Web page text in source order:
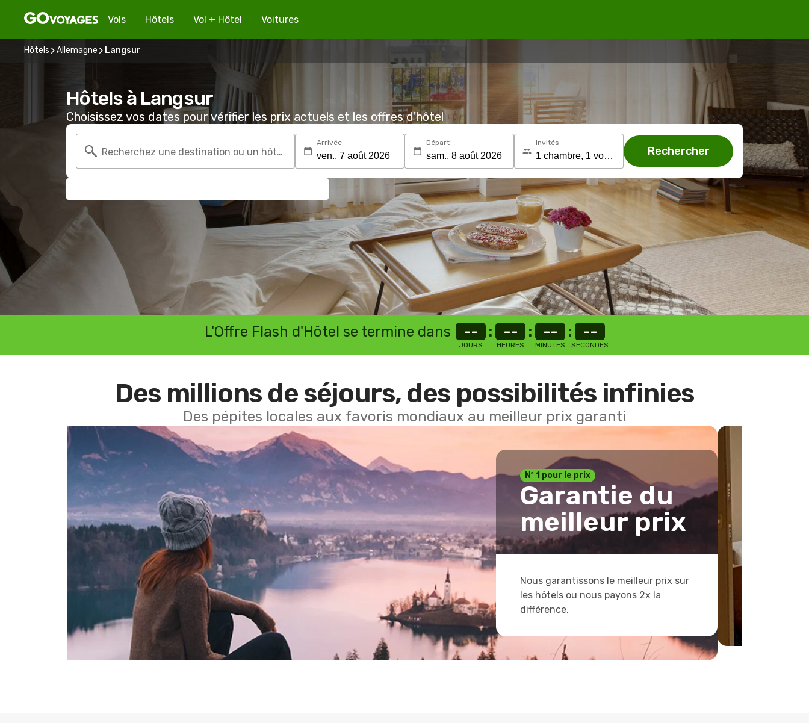
Vols Hôtels Vol + Hôtel Voitures
Hôtels Allemagne Langsur
Hôtels à Langsur
Choisissez vos dates pour vérifier les prix actuels et les offres d'hôtel
Recherchez une destination ou un hôtel
Arrivée Départ Invités
Rechercher
L'Offre Flash d'Hôtel se termine dans --
JOURS
: --
HEURES
: --
MINUTES
: --
SECONDES
Des millions de séjours, des possibilités infinies
Des pépites locales aux favoris mondiaux au meilleur prix garanti
Nº 1 pour le prix
Garantie du
meilleur prix
Nous garantissons le meilleur prix sur
les hôtels ou nous payons 2x la
différence.